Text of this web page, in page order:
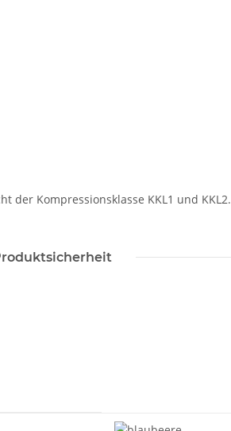
der Kompressionsklasse KKL1 und KKL2.